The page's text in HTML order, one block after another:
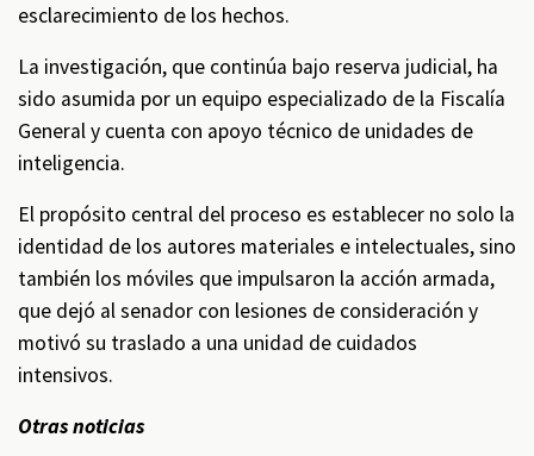
esclarecimiento de los hechos.
La investigación, que continúa bajo reserva judicial, ha
sido asumida por un equipo especializado de la Fiscalía
General y cuenta con apoyo técnico de unidades de
inteligencia.
El propósito central del proceso es establecer no solo la
identidad de los autores materiales e intelectuales, sino
también los móviles que impulsaron la acción armada,
que dejó al senador con lesiones de consideración y
motivó su traslado a una unidad de cuidados
intensivos.
Otras noticias